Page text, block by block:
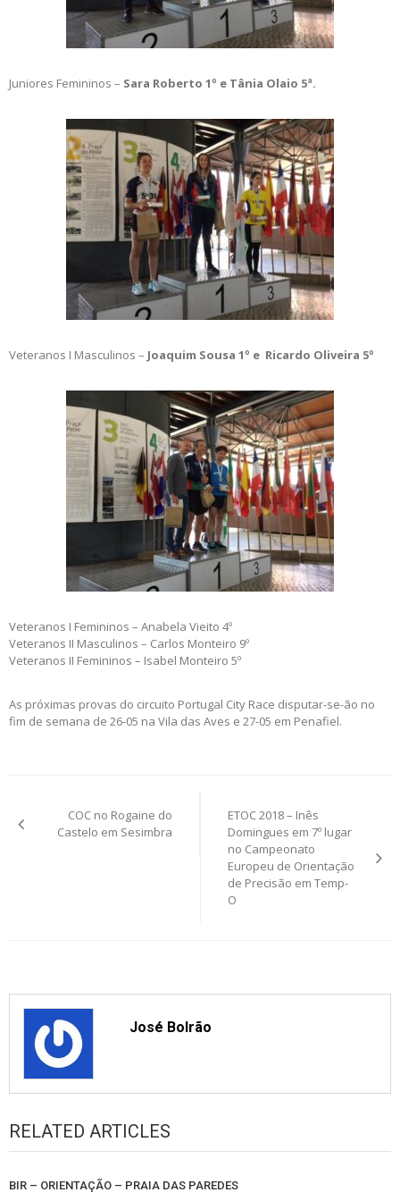
Juniores Femininos – Sara Roberto 1º e Tânia Olaio 5ª.
Veteranos I Masculinos – Joaquim Sousa 1º e Ricardo Oliveira 5º
Veteranos I Femininos – Anabela Vieito 4º
Veteranos II Masculinos – Carlos Monteiro 9º
Veteranos II Femininos – Isabel Monteiro 5º
As próximas provas do circuito Portugal City Race disputar-se-ão no
fim de semana de 26-05 na Vila das Aves e 27-05 em Penafiel.
navigation
COC no Rogaine do
Castelo em Sesimbra
ETOC 2018 – Inês
Domingues em 7º lugar
no Campeonato
Europeu de Orientação
de Precisão em Temp-
O
José Bolrão
RELATED ARTICLES
BIR – ORIENTAÇÃO – PRAIA DAS PAREDES